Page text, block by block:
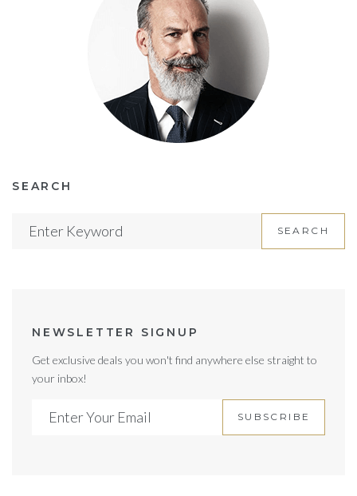
SEARCH
Search
SEARCH
NEWSLETTER SIGNUP
Get exclusive deals you won't find anywhere else straight to
your inbox!
SUBSCRIBE